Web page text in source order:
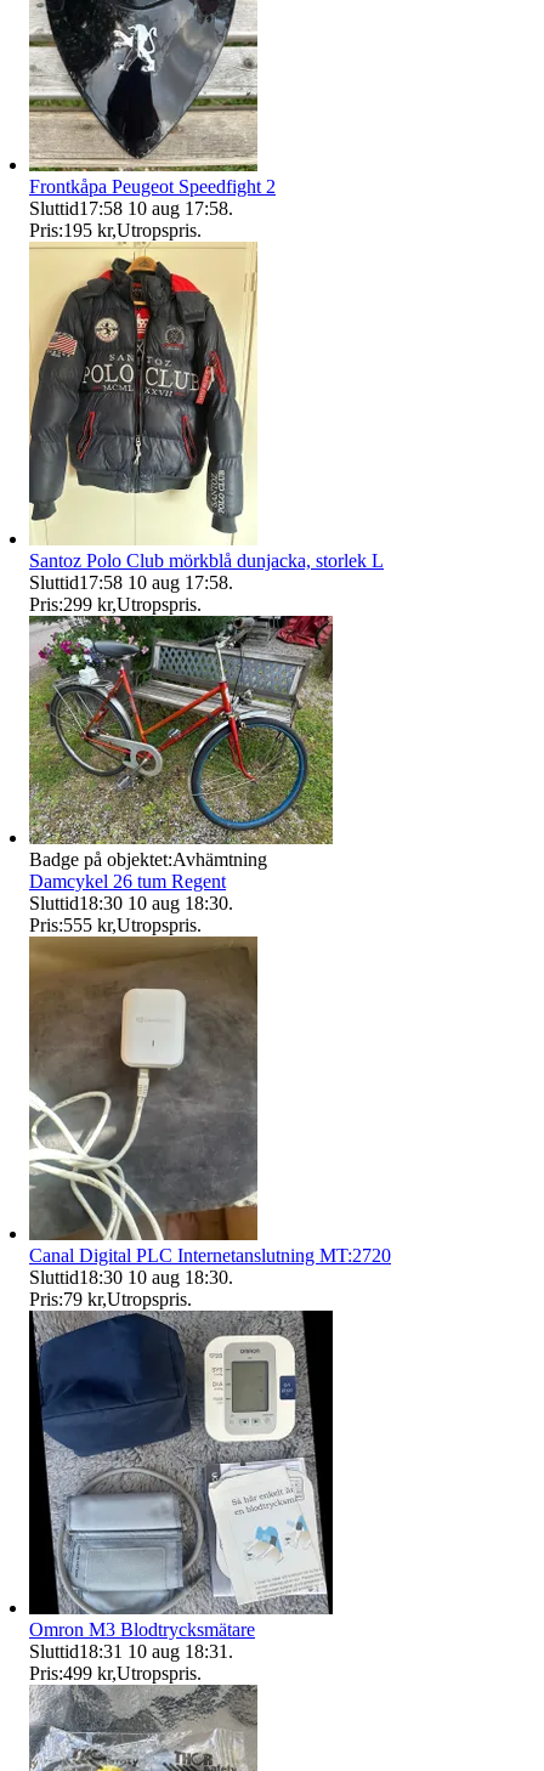
Frontkåpa Peugeot Speedfight 2
Sluttid17:58 10 aug 17:58.
Pris:195 kr,Utropspris.
Santoz Polo Club mörkblå dunjacka, storlek L
Sluttid17:58 10 aug 17:58.
Pris:299 kr,Utropspris.
Badge på objektet:Avhämtning
Damcykel 26 tum Regent
Sluttid18:30 10 aug 18:30.
Pris:555 kr,Utropspris.
Canal Digital PLC Internetanslutning MT:2720
Sluttid18:30 10 aug 18:30.
Pris:79 kr,Utropspris.
Omron M3 Blodtrycksmätare
Sluttid18:31 10 aug 18:31 .
Pris:499 kr,Utropspris.